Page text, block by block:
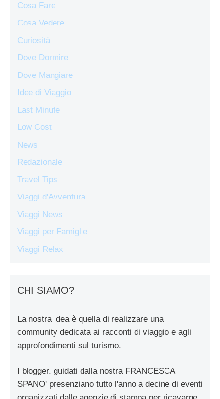
Cosa Fare
Cosa Vedere
Curiosità
Dove Dormire
Dove Mangiare
Idee di Viaggio
Last Minute
Low Cost
News
Redazionale
Travel Tips
Viaggi d'Avventura
Viaggi News
Viaggi per Famiglie
Viaggi Relax
CHI SIAMO?
La nostra idea è quella di realizzare una
community dedicata ai racconti di viaggio e agli
approfondimenti sul turismo.
I blogger, guidati dalla nostra FRANCESCA
SPANO' presenziano tutto l'anno a decine di eventi